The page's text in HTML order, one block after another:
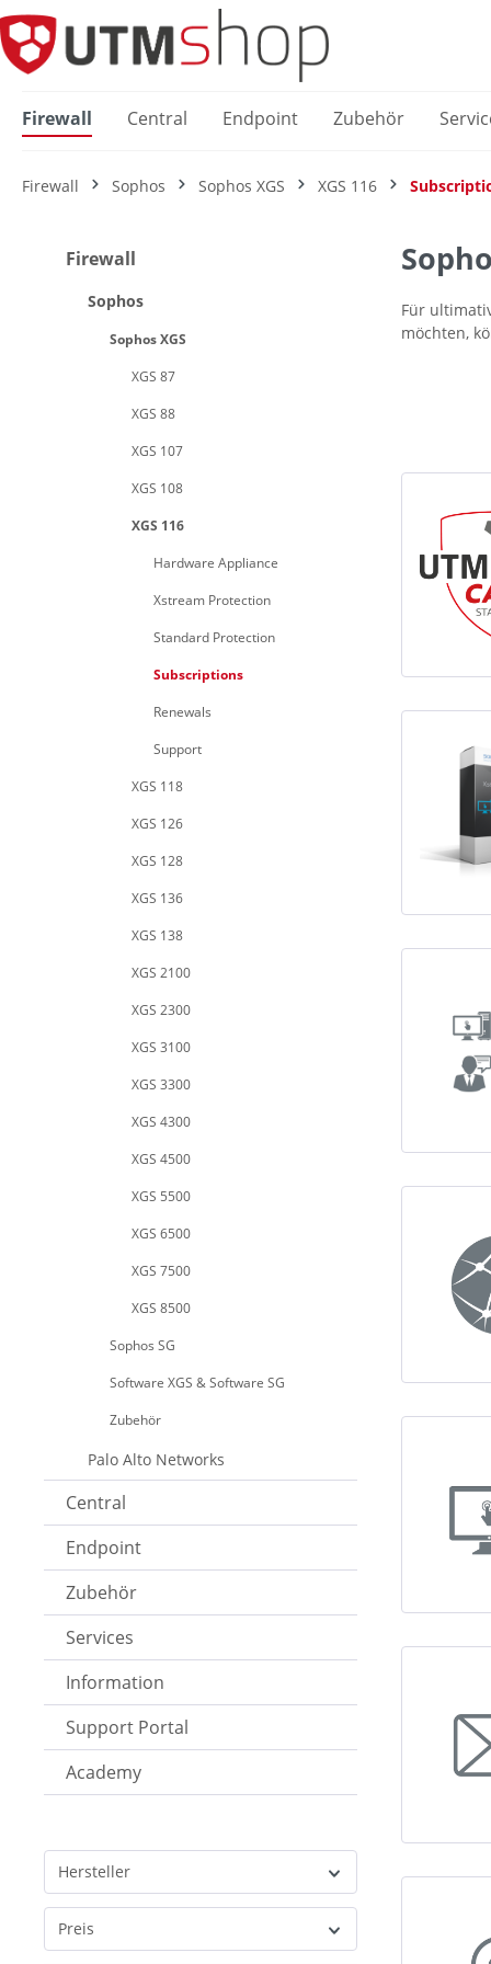
Zur Hauptnavigation springen
Firewall Central Endpoint Zubehör
Firewall Sophos Sophos XGS XGS 116
Firewall
Sophos
Sophos XGS
XGS 87
XGS 88
XGS 107
XGS 108
XGS 116
Hardware Appliance
Xstream Protection
Standard Protection
Subscriptions
Renewals
Support
XGS 118
XGS 126
XGS 128
XGS 136
XGS 138
XGS 2100
XGS 2300
XGS 3100
XGS 3300
XGS 4300
XGS 4500
XGS 5500
XGS 6500
XGS 7500
XGS 8500
Sophos SG
Software XGS & Software SG
Zubehör
Palo Alto Networks
Central
Endpoint
Zubehör
Services
Information
Support Portal
Academy
Hersteller
Preis
Für
möchten,